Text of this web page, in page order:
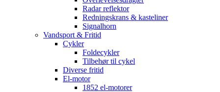
Radar reflektor
Redningskrans & kasteliner
Signalhorn
Vandsport & Fritid
Cykler
Foldecykler
Tilbehør til cykel
Diverse fritid
El-motor
1852 el-motorer